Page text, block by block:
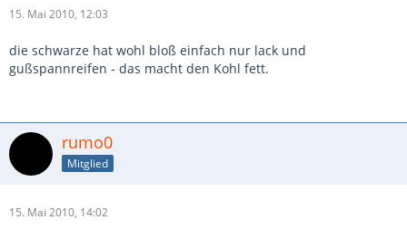
15. Mai 2010, 12:03
die schwarze hat wohl bloß einfach nur lack und
gußspannreifen - das macht den Kohl fett.
rumo0
Mitglied
15. Mai 2010, 14:02